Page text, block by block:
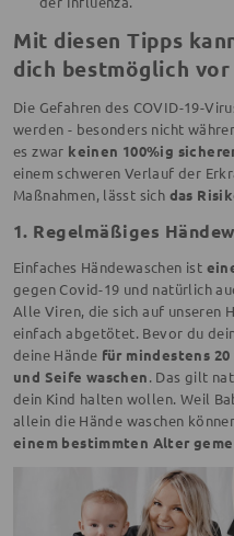
Mit diesen Tipps
dich bestmöglich
Die Gefahren des COVID-19-
werden - besonders nicht
es zwar keinen 100%ig
einem schweren Verlauf der
Maßnahmen, lässt sich das
1. Regelmäßiges
Einfaches Händewaschen ist
gegen Covid-19 und natürlich
Alle Viren, die sich auf unseren
einfach abgetötet. Bevor du
deine Hände für mindestens
und Seife waschen. Das gilt
dein Kind halten wollen. Weil
allein die Hände waschen
einem bestimmten Alter